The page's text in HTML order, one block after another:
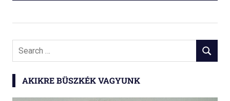
Search
SEARCH
AKIKRE BÜSZKÉK VAGYUNK